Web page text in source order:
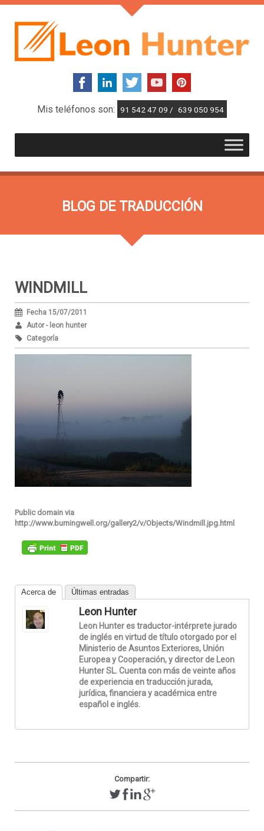
Mis teléfonos son: 91 542 47 09 / 639 050 954
BLOG DE TRADUCCIÓN
WINDMILL
Fecha 15/07/2011
Autor - leon hunter
Categoría
Public domain via
http://www.burningwell.org/gallery2/v/Objects/Windmill.jpg.html
Acerca de Últimas entradas
Leon Hunter
Leon Hunter es traductor-intérprete jurado
de inglés en virtud de título otorgado por el
Ministerio de Asuntos Exteriores, Unión
Europea y Cooperación, y director de Leon
Hunter SL. Cuenta con más de veinte años
de experiencia en traducción jurada,
jurídica, financiera y académica entre
español e inglés.
Compartir: